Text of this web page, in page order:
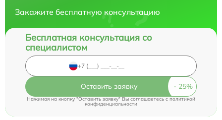
Закажите бесплатную консультацию
Бесплатная консультация со
специалистом
Оставить заявку
Нажимая на кнопку "Оставить заявку" Вы соглашаетесь cполитикой
конфиденциальности